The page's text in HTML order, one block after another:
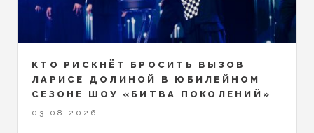
КТО РИСКНЁТ БРОСИТЬ ВЫЗОВ
ЛАРИСЕ ДОЛИНОЙ В ЮБИЛЕЙНОМ
СЕЗОНЕ ШОУ «БИТВА ПОКОЛЕНИЙ»
03.08.2026